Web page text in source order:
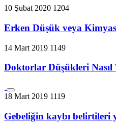
10 Şubat 2020 1204
Erken Düşük veya
14 Mart 2019 1149
Doktorlar Düşükleri Nasıl
18 Mart 2019 1119
Gebeliğin kaybı belirtileri